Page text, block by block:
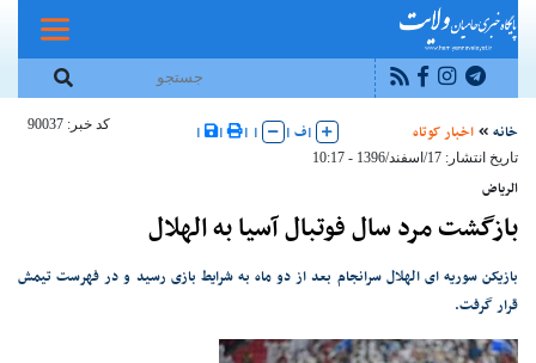
خانه اخبار کوتاه |ف |
|
|
|
|
کد خبر: 90037
تاریخ انتشار: 17/اسفند/1396 - 10:17
الریاض
بازگشت مرد سال فوتبال آسیا به الهلال
بازیکن سوریه ای الهلال سرانجام بعد از دو ماه به شرایط بازی رسید و در فهرست تیمش
قرار گرفت.